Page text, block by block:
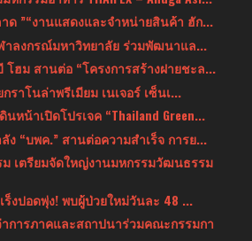
ด ”“งานแสดงและจำหน่ายสินค้า ฮัก...
าลงกรณ์มหาวิทยาลัย ร่วมพัฒนาแล...
โฮม สานต่อ “โครงการสร้างฝายชะล...
ราโนล่าพรีเมียม เนเจอร์ เซ็นเ...
นหน้าเปิดโปรเจค “Thailand Green...
ลัง “บพค.” สานต่อความสำเร็จ การย...
เตรียมจัดใหญ่งานมหกรรมวัฒนธรรม
ร็งปอดพุ่ง! พบผู้ป่วยใหม่วันละ 48 ...
การภาคและสถาปนาร่วมคณะกรรมกา